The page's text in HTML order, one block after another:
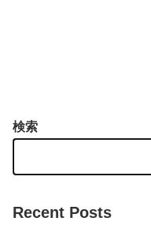
検索
Recent Posts